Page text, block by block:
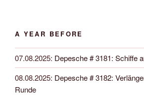
A YEAR BEFORE
07.08.2025: Depesche # 3181: Schiffe
08.08.2025: Depesche # 3182:
Runde